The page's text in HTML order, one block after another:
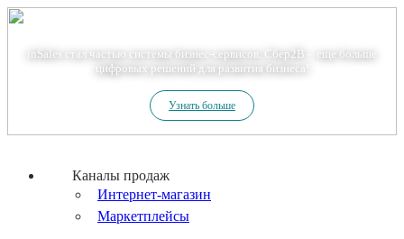
inSales стал частью системы бизнес-сервисов. Сбер2В – еще больше
цифровых решений для развития бизнеса!
Узнать больше
Каналы продаж
Интернет-магазин
Маркетплейсы